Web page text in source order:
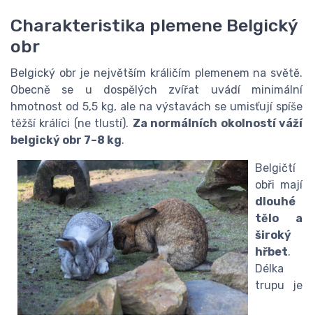
Charakteristika plemene Belgický
obr
Belgický obr je největším králičím plemenem na světě.
Obecně se u dospělých zvířat uvádí minimální
hmotnost od 5,5 kg, ale na výstavách se umisťují spíše
těžší králíci (ne tlustí). Za normálních okolností váží
belgický obr 7–8 kg.
Belgičtí
obři mají
dlouhé
tělo a
široký
hřbet.
Délka
trupu je